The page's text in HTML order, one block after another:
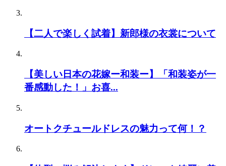
【二人で楽しく試着】新郎様の衣裳について
【美しい日本の花嫁ー和装ー】「和装姿が一
番感動した！」お喜...
オートクチュールドレスの魅力って何！？